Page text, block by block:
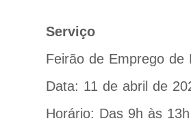
Serviço
Feirão de Emprego de
Data: 11 de abril de
Horário: Das 9h às 13h